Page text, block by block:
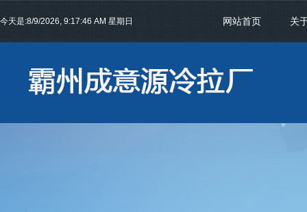
今天是:8/9/2026, 9:17:46 AM 星期日 网站首页 关